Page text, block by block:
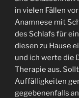
in vielen Fällen
Anamnese mit
des Schlafs für
diesen zu Hause
und ich werte die
Therapie aus.
Auffälligkeiten
gegebenenfalls